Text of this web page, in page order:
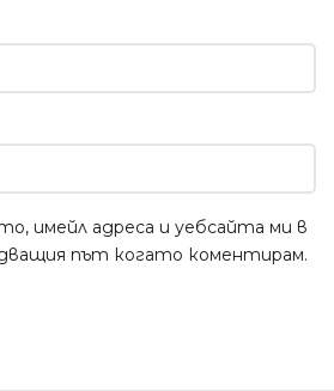
имейл адреса и уебсайта ми в
път когато коментирам.